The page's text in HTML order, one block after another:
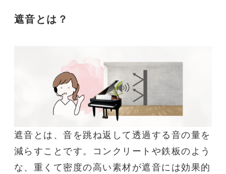
遮音とは？
遮音 とは、音を跳ね返して透過する音の量を
減らすことです。コンクリートや鉄板のよう
な、重くて密度の高い素材が遮音には効果的